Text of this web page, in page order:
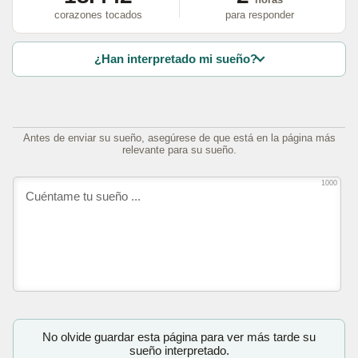
corazones tocados
para responder
¿Han interpretado mi sueño?
Antes de enviar su sueño, asegúrese de que está en la página más
relevante para su sueño.
1000
No olvide guardar esta página para ver más tarde su
sueño interpretado.